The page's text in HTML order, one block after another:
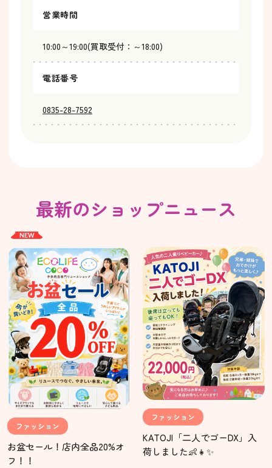
営業時間
10:00～19:00(買取受付：～18:00)
電話番号
0835-28-7592
最新のショップニュース
NEW
ファッション
お盆セール！店内全品20%オ
フ！！
ファッション
KATOJI「二人でゴーDX」入
荷しました👶👧✨